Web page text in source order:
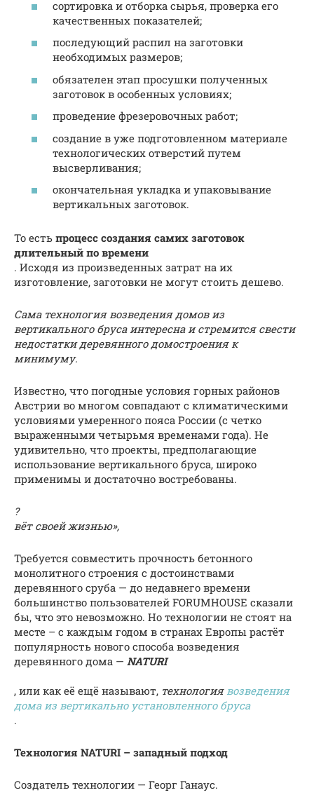
сортировка и отборка сырья, проверка его
качественных показателей;
последующий распил на заготовки
необходимых размеров;
обязателен этап просушки полученных
заготовок в особенных условиях;
проведение фрезеровочных работ;
создание в уже подготовленном материале
технологических отверстий путем
высверливания;
окончательная укладка и упаковывание
вертикальных заготовок.
То есть процесс создания самих заготовок
длительный по времени
. Исходя из произведенных затрат на их
изготовление, заготовки не могут стоить дешево.
Сама технология возведения домов из
вертикального бруса интересна и стремится свести
недостатки деревянного домостроения к
минимуму.
Известно, что погодные условия горных районов
Австрии во многом совпадают с климатическими
условиями умеренного пояса России (с четко
выраженными четырьмя временами года). Не
удивительно, что проекты, предполагающие
использование вертикального бруса, широко
применимы и достаточно востребованы.
?
вёт своей жизнью»,
Требуется совместить прочность бетонного
монолитного строения с достоинствами
деревянного сруба — до недавнего времени
большинство пользователей FORUMHOUSE сказали
бы, что это невозможно. Но технологии не стоят на
месте – с каждым годом в странах Европы растёт
популярность нового способа возведения
деревянного дома — NATURI
, или как её ещё называют, технологиявозведения
дома из вертикально установленного бруса
.
Технология NATURI – западный подход
Создатель технологии — Георг Ганаус.